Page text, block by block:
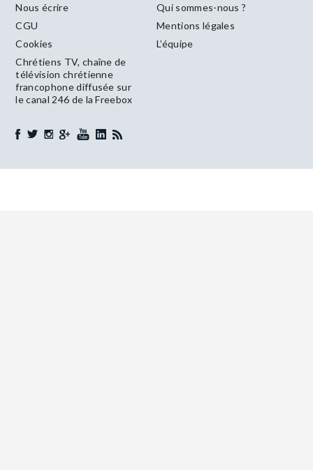
Nous écrire
Qui sommes-nous ?
CGU
Mentions légales
Cookies
L’équipe
Chrétiens TV, chaîne de
télévision chrétienne
francophone diffusée sur
le canal 246 de la Freebox